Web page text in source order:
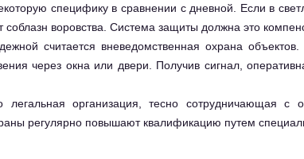
специфику в сравнении с дневной. Если в
соблазн воровства. Система защиты должна это
считается вневедомственная охрана объектов.
через окна или двери. Получив сигнал,
легальная организация, тесно сотрудничающая с
регулярно повышают квалификацию путем